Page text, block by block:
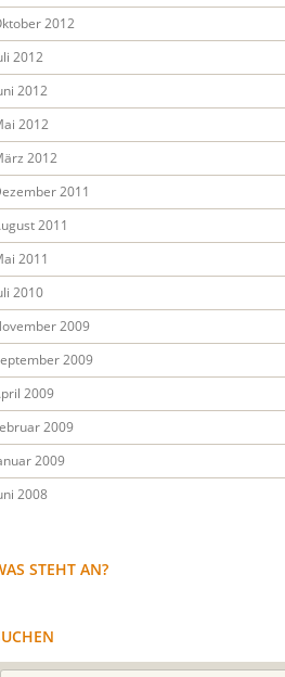
2012
2012
2012
2012
2012
2011
2011
2011
2010
2009
2009
2009
2009
2009
2008
STEHT AN?